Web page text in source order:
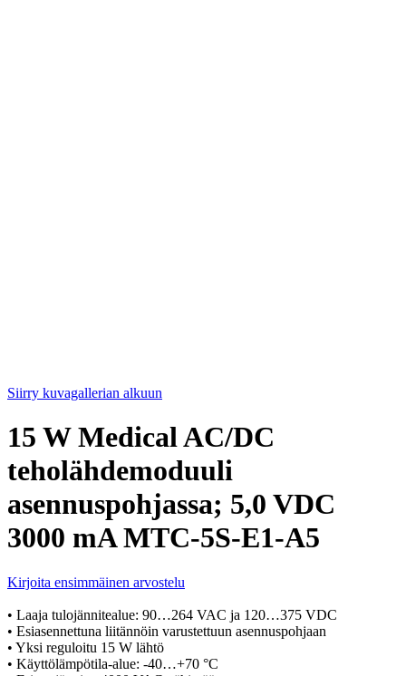
Siirry kuvagallerian alkuun
15 W Medical AC/DC
teholähdemoduuli
asennuspohjassa; 5,0 VDC
3000 mA MTC-5S-E1-A5
Kirjoita ensimmäinen arvostelu
• Laaja tulojännitealue: 90…264 VAC ja 120…375 VDC
• Esiasennettuna liitännöin varustettuun asennuspohjaan
• Yksi reguloitu 15 W lähtö
• Käyttölämpötila-alue: -40…+70 °C